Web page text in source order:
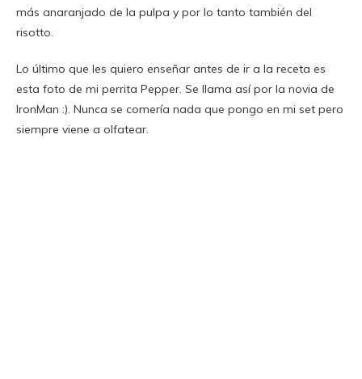
más anaranjado de la pulpa y por lo tanto también del
risotto.
Lo último que les quiero enseñar antes de ir a la receta es
esta foto de mi perrita Pepper. Se llama así por la novia de
IronMan :). Nunca se comería nada que pongo en mi set pero
siempre viene a olfatear.